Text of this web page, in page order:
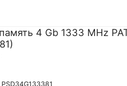
4 Gb 1333 MHz
PSD34G133381